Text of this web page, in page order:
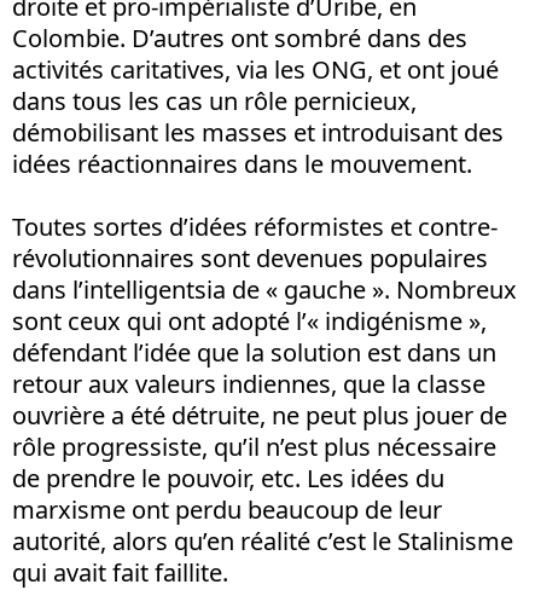
droite et pro-impérialiste d’Uribe, en
Colombie. D’autres ont sombré dans des
activités caritatives, via les ONG, et ont joué
dans tous les cas un rôle pernicieux,
démobilisant les masses et introduisant des
idées réactionnaires dans le mouvement.
Toutes sortes d’idées réformistes et contre-
révolutionnaires sont devenues populaires
dans l’intelligentsia de « gauche ». Nombreux
sont ceux qui ont adopté l’« indigénisme »,
défendant l’idée que la solution est dans un
retour aux valeurs indiennes, que la classe
ouvrière a été détruite, ne peut plus jouer de
rôle progressiste, qu’il n’est plus nécessaire
de prendre le pouvoir, etc. Les idées du
marxisme ont perdu beaucoup de leur
autorité, alors qu’en réalité c’est le Stalinisme
qui avait fait faillite.